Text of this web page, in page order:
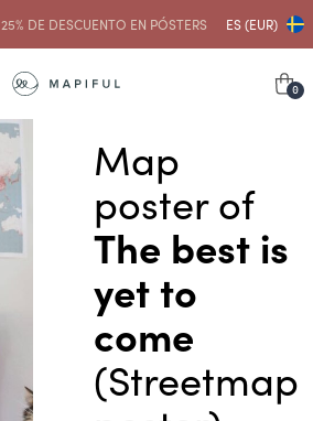
25% DE DESCUENTO EN PÓSTERS ES (EUR)
0
Map
poster of
The best is
yet to
come
(Streetmap